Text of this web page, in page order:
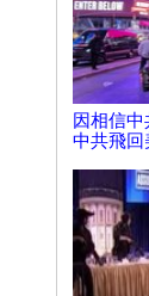
因相信
中共飛回